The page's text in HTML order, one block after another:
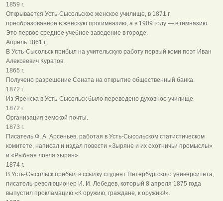
1859 г.
Открывается Усть-Сысольское женское училище, в 1871 г.
преобразованное в женскую прогимназию, а в 1909 году — в гимназию.
Это первое среднее учебное заведение в городе.
Апрель 1861 г.
В Усть-Сысольск прибыл на учительскую работу первый коми поэт Иван
Алексеевич Куратов.
1865 г.
Получено разрешение Сената на открытие общественный банка.
1872 г.
Из Яренска в Усть-Сысольск было переведено духовное училище.
1872 г.
Организация земской почты.
1873 г.
Писатель Ф. А. Арсеньев, работая в Усть-Сысольском статистическом
комитете, написал и издал повести «Зыряне и их охотничьи промыслы»
и «Рыбная ловля зырян».
1874 г.
В Усть-Сысольск прибыл в ссылку студент Петербургского университета,
писатель-революционер И. И. Лебедев, который 8 апреля 1875 года
выпустил прокламацию «К оружию, граждане, к оружию!».